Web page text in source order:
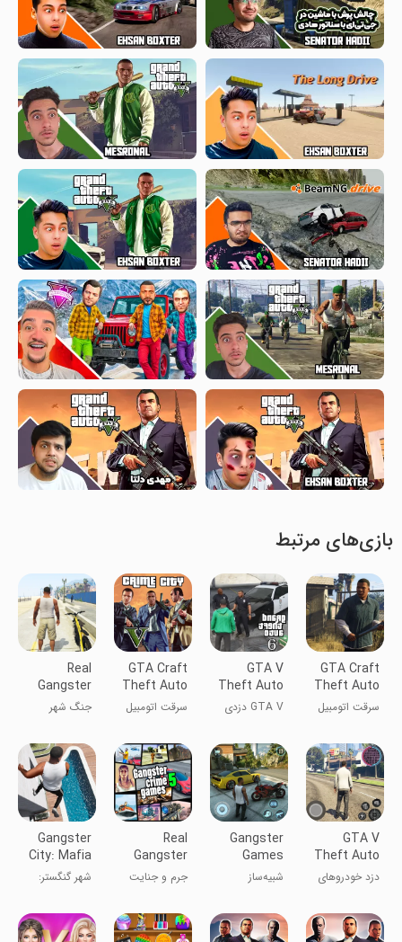
بازی‌های مرتبط
GTA Craft
Theft Auto
Gangster
سرقت اتومبیل
جی‌تی‌ای کرفت
GTA V
Theft Auto
CraftsGTA V دزدی
MCPE
GTA Craft
Theft Auto
Gangster
سرقت اتومبیل
گنگستر
ماینکرفت
Real
Gangster
Crime City
جنگ شهر
GTA V
Theft Auto
Craft MCPE
دزد خودروهای
MCPE
Gangster
Games
Crime
Simulator
شبیه‌ساز
Real
Gangster
Crime
Theft Auto
جرم و جنایت
Gangster
City: Mafia
Crime
شهر گنگستر: